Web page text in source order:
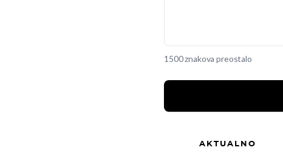
1500 znakova preostalo
AKTUALNO